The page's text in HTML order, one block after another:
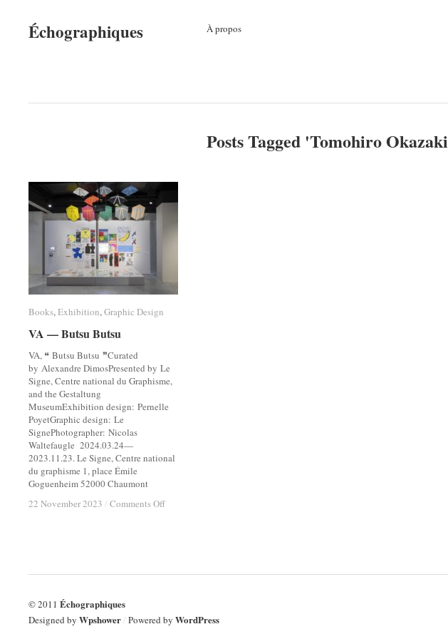
Échographiques À propos
Posts Tagged 'Tomohiro Okazaki
Books,Exhibition,Graphic Design
VA — Butsu Butsu
VA, ❝ Butsu Butsu ❞Curated
by Alexandre DimosPresented by Le
Signe, Centre national du Graphisme,
and the Gestaltung
MuseumExhibition design: Pernelle
PoyetGraphic design: Le
SignePhotographer: Nicolas
Waltefaugle 2024.03.24—
2023.11.23. Le Signe, Centre national
du graphisme 1, place Émile
Goguenheim 52000 Chaumont
22 November 2023 / Comments Offon
Books Exhibition Graphic Design
VA — Butsu Butsu
22 November 2023 / Comments Offon
© 2011 Échographiques
Designed by Wpshower/ Powered by WordPress